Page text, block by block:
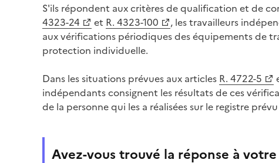
S'ils répondent aux critères de qualification et de
4323-24
et R. 4323-100
, les travailleurs
aux vérifications périodiques des équipements de
protection individuelle.
Dans les situations prévues aux articles R. 4722-5
indépendants consignent les résultats de ces
de la personne qui les a réalisées sur le registre
Avez-vous trouvé la réponse à